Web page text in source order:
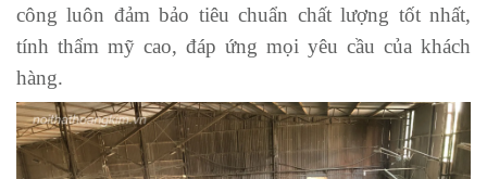
công luôn đảm bảo tiêu chuẩn chất lượng tốt nhất,
tính thẩm mỹ cao, đáp ứng mọi yêu cầu của khách
hàng.